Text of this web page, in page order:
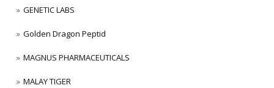
GENETIC LABS
Golden Dragon Peptid
MAGNUS PHARMACEUTICALS
MALAY TIGER